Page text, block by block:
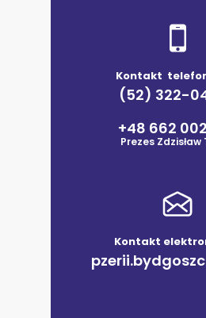
Kontakt
Kontakt
(52) 322-
+48 662
Prezes Zdzisław